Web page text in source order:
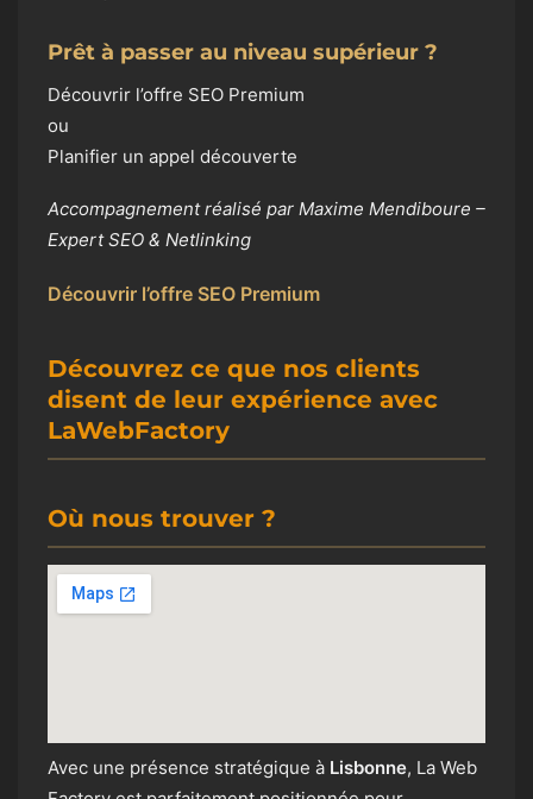
Prêt à passer au niveau supérieur ?
Découvrir l’offre SEO Premium
ou
Planifier un appel découverte
Accompagnement réalisé par Maxime Mendiboure –
Expert SEO & Netlinking
Découvrir l’offre SEO Premium
Découvrez ce que nos clients
disent de leur expérience avec
LaWebFactory
Où nous trouver ?
Avec une présence stratégique à Lisbonne, La Web